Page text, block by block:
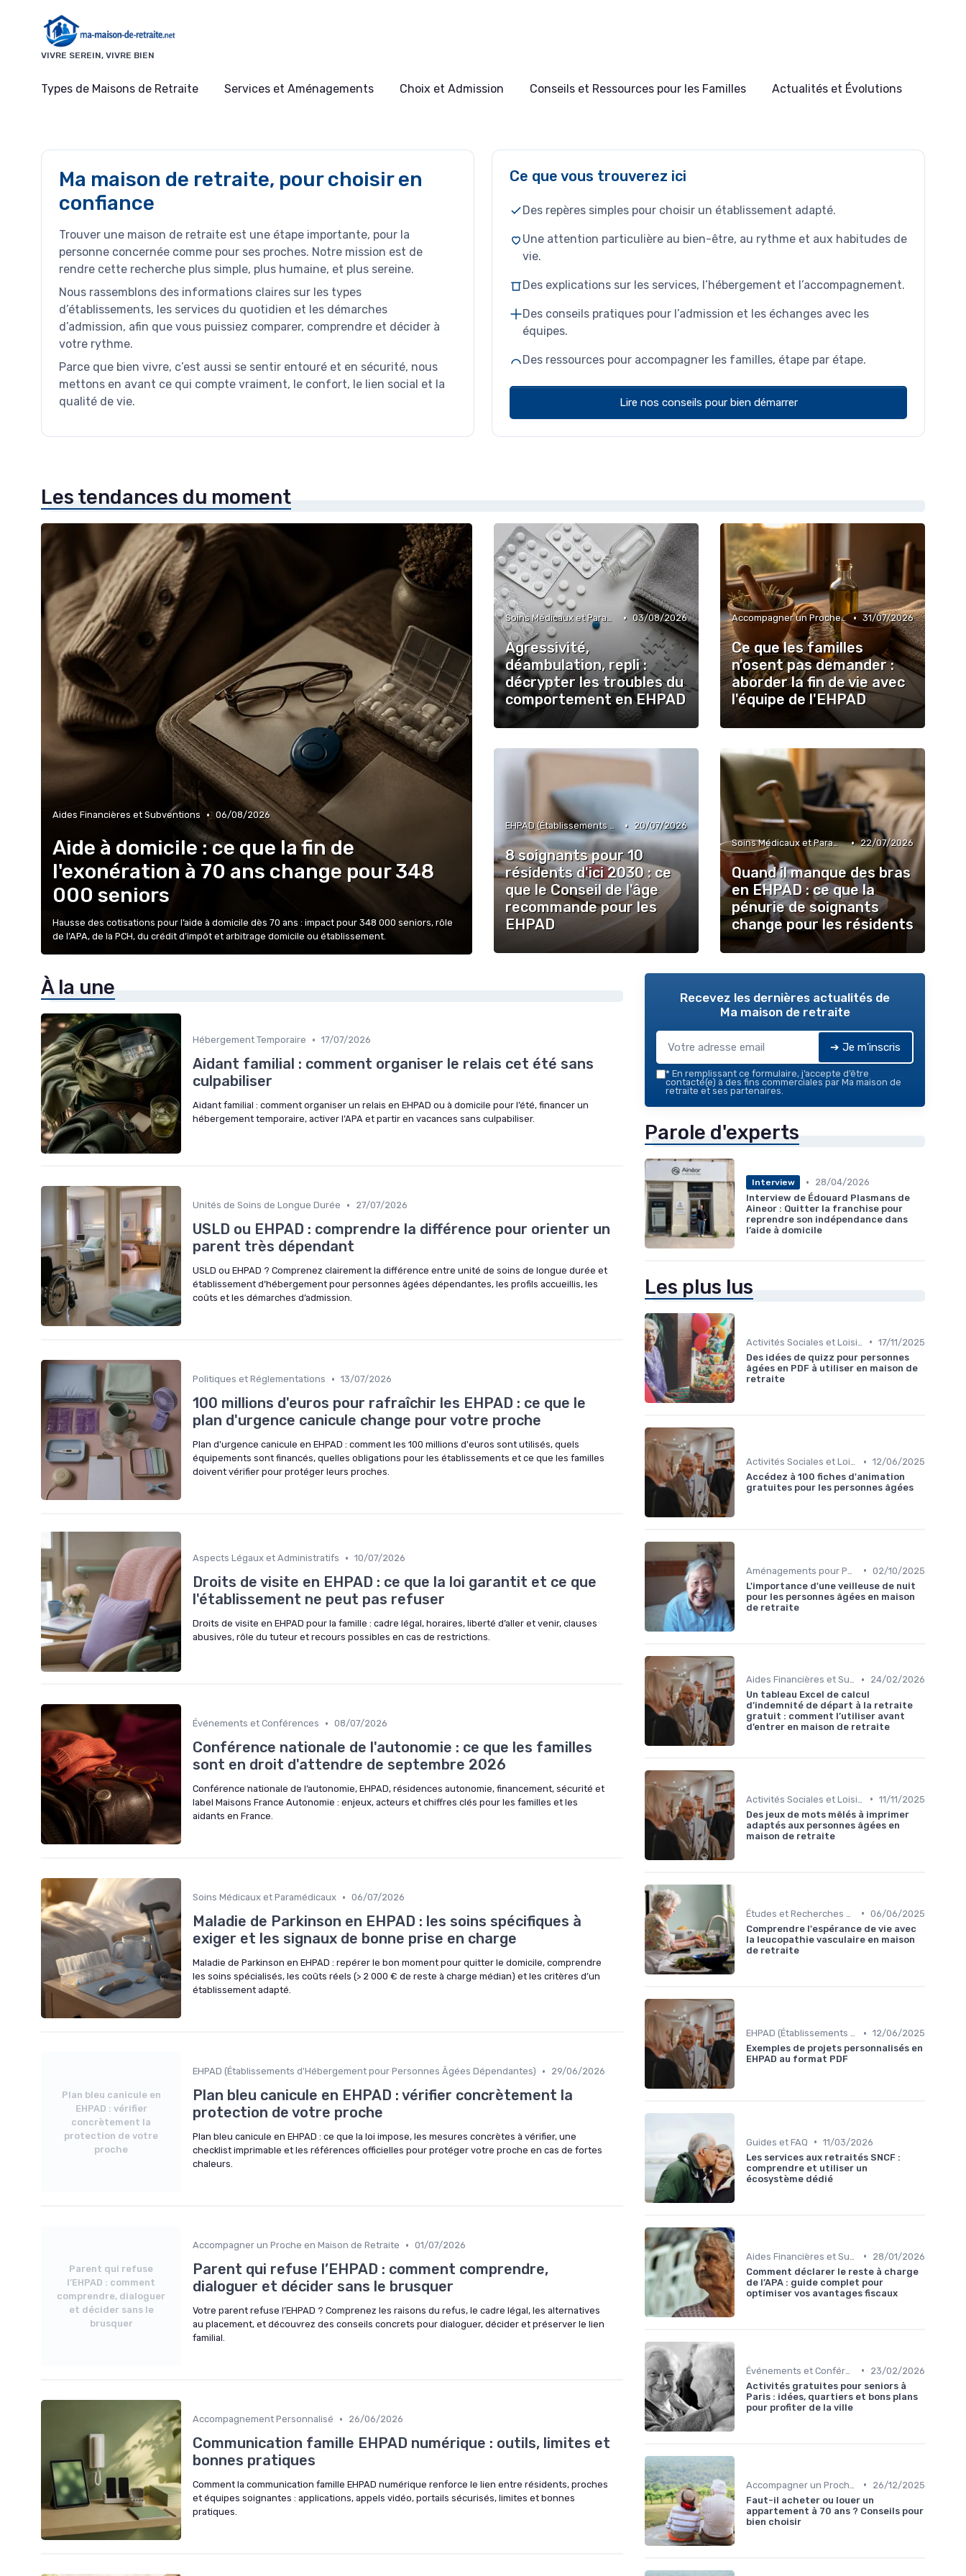
VIVRE SEREIN, VIVRE BIEN
Types de Maisons de Retraite Services et Aménagements Choix et Admission Conseils et Ressources pour les Familles Actualités et Évolutions
Ma maison de retraite, pour choisir en
confiance
Trouver une maison de retraite est une étape importante, pour la
personne concernée comme pour ses proches. Notre mission est de
rendre cette recherche plus simple, plus humaine, et plus sereine.
Nous rassemblons des informations claires sur les types
d’établissements, les services du quotidien et les démarches
d’admission, afin que vous puissiez comparer, comprendre et décider à
votre rythme.
Parce que bien vivre, c’est aussi se sentir entouré et en sécurité, nous
mettons en avant ce qui compte vraiment, le confort, le lien social et la
qualité de vie.
Ce que vous trouverez ici
Des repères simples pour choisir un établissement adapté.
Une attention particulière au bien-être, au rythme et aux habitudes de
vie.
Des explications sur les services, l’hébergement et l’accompagnement.
Des conseils pratiques pour l’admission et les échanges avec les
équipes.
Des ressources pour accompagner les familles, étape par étape.
Lire nos conseils pour bien démarrer
Les tendances du moment
Aides Financières et Subventions • 06/08/2026
Aide à domicile : ce que la fin de
l'exonération à 70 ans change pour 348
000 seniors
Hausse des cotisations pour l’aide à domicile dès 70 ans : impact pour 348 000 seniors, rôle
de l’APA, de la PCH, du crédit d’impôt et arbitrage domicile ou établissement.
Soins Médicaux et Paramédicaux • 03/08/2026
Agressivité,
déambulation, repli :
décrypter les troubles du
comportement en EHPAD
Accompagner un Proche en Maison de Retraite • 31/07/2026
Ce que les familles
n'osent pas demander :
aborder la fin de vie avec
l'équipe de l'EHPAD
EHPAD (Établissements d'Hébergement pour Personnes Âgées Dépendantes) • 20/07/2026
8 soignants pour 10
résidents d'ici 2030 : ce
que le Conseil de l'âge
recommande pour les
EHPAD
Soins Médicaux et Paramédicaux • 22/07/2026
Quand il manque des bras
en EHPAD : ce que la
pénurie de soignants
change pour les résidents
À la une
Hébergement Temporaire • 17/07/2026
Aidant familial : comment organiser le relais cet été sans
culpabiliser
Aidant familial : comment organiser un relais en EHPAD ou à domicile pour l’été, financer un
hébergement temporaire, activer l’APA et partir en vacances sans culpabiliser.
Unités de Soins de Longue Durée • 27/07/2026
USLD ou EHPAD : comprendre la différence pour orienter un
parent très dépendant
USLD ou EHPAD ? Comprenez clairement la différence entre unité de soins de longue durée et
établissement d’hébergement pour personnes âgées dépendantes, les profils accueillis, les
coûts et les démarches d’admission.
Politiques et Réglementations • 13/07/2026
100 millions d'euros pour rafraîchir les EHPAD : ce que le
plan d'urgence canicule change pour votre proche
Plan d'urgence canicule en EHPAD : comment les 100 millions d'euros sont utilisés, quels
équipements sont financés, quelles obligations pour les établissements et ce que les familles
doivent vérifier pour protéger leurs proches.
Aspects Légaux et Administratifs • 10/07/2026
Droits de visite en EHPAD : ce que la loi garantit et ce que
l'établissement ne peut pas refuser
Droits de visite en EHPAD pour la famille : cadre légal, horaires, liberté d’aller et venir, clauses
abusives, rôle du tuteur et recours possibles en cas de restrictions.
Événements et Conférences • 08/07/2026
Conférence nationale de l'autonomie : ce que les familles
sont en droit d'attendre de septembre 2026
Conférence nationale de l’autonomie, EHPAD, résidences autonomie, financement, sécurité et
label Maisons France Autonomie : enjeux, acteurs et chiffres clés pour les familles et les
aidants en France.
Soins Médicaux et Paramédicaux • 06/07/2026
Maladie de Parkinson en EHPAD : les soins spécifiques à
exiger et les signaux de bonne prise en charge
Maladie de Parkinson en EHPAD : repérer le bon moment pour quitter le domicile, comprendre
les soins spécialisés, les coûts réels (> 2 000 € de reste à charge médian) et les critères d’un
établissement adapté.
Plan bleu canicule en
EHPAD : vérifier
concrètement la
protection de votre
proche
EHPAD (Établissements d'Hébergement pour Personnes Âgées Dépendantes) • 29/06/2026
Plan bleu canicule en EHPAD : vérifier concrètement la
protection de votre proche
Plan bleu canicule en EHPAD : ce que la loi impose, les mesures concrètes à vérifier, une
checklist imprimable et les références officielles pour protéger votre proche en cas de fortes
chaleurs.
Parent qui refuse
l’EHPAD : comment
comprendre, dialoguer
et décider sans le
brusquer
Accompagner un Proche en Maison de Retraite • 01/07/2026
Parent qui refuse l’EHPAD : comment comprendre,
dialoguer et décider sans le brusquer
Votre parent refuse l’EHPAD ? Comprenez les raisons du refus, le cadre légal, les alternatives
au placement, et découvrez des conseils concrets pour dialoguer, décider et préserver le lien
familial.
Accompagnement Personnalisé • 26/06/2026
Communication famille EHPAD numérique : outils, limites et
bonnes pratiques
Comment la communication famille EHPAD numérique renforce le lien entre résidents, proches
et équipes soignantes : applications, appels vidéo, portails sécurisés, limites et bonnes
pratiques.
Recevez les dernières actualités de
Ma maison de retraite
➔ Je m'inscris
* En remplissant ce formulaire, j’accepte d’être
contacté(e) à des fins commerciales par Ma maison de
retraite et ses partenaires.
Parole d'experts
Interview •
28/04/2026
Interview de Édouard Plasmans de
Aineor : Quitter la franchise pour
reprendre son indépendance dans
l’aide à domicile
Les plus lus
• 17/11/2025
Des idées de quizz pour personnes
âgées en PDF à utiliser en maison de
retraite
Activités Sociales et Loisirs • 12/06/2025
Accédez à 100 fiches d'animation
gratuites pour les personnes âgées
• 02/10/2025
L'importance d'une veilleuse de nuit
pour les personnes âgées en maison
de retraite
Aides Financières et Subventions •
24/02/2026
Un tableau Excel de calcul
d’indemnité de départ à la retraite
gratuit : comment l’utiliser avant
d’entrer en maison de retraite
• 11/11/2025
Des jeux de mots mêlés à imprimer
adaptés aux personnes âgées en
maison de retraite
• 06/06/2025
Comprendre l'espérance de vie avec
la leucopathie vasculaire en maison
de retraite
EHPAD (Établissements d'Hébergement pour Personnes Âgées Dépendantes) • 12/06/2025
Exemples de projets personnalisés en
EHPAD au format PDF
Guides et FAQ • 11/03/2026
Les services aux retraités SNCF :
comprendre et utiliser un
écosystème dédié
•
28/01/2026
Comment déclarer le reste à charge
de l’APA : guide complet pour
optimiser vos avantages fiscaux
•
23/02/2026
Activités gratuites pour seniors à
Paris : idées, quartiers et bons plans
pour profiter de la ville
•
26/12/2025
Faut-il acheter ou louer un
appartement à 70 ans ? Conseils pour
bien choisir